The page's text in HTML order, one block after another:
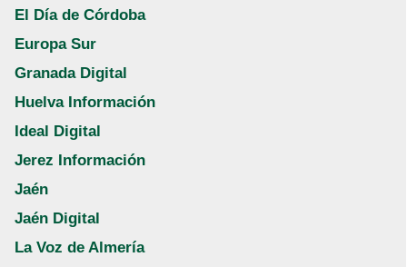
El Día de Córdoba
Europa Sur
Granada Digital
Huelva Información
Ideal Digital
Jerez Información
Jaén
Jaén Digital
La Voz de Almería